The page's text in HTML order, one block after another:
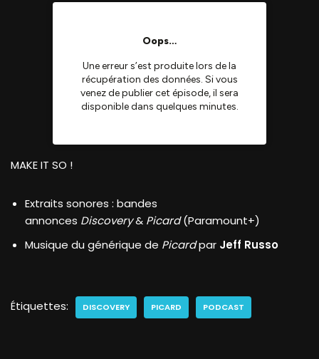
MAKE IT SO !
Extraits sonores : bandes
annonces Discovery& Picard(Paramount+)
Musique du générique de Picardpar Jeff Russo
Étiquettes: DISCOVERY PICARD PODCAST